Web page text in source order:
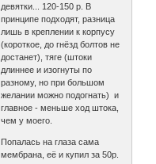
девятки... 120-150 р. В
принципе подходят, разница
лишь в креплении к корпусу
(короткое, до гнёзд болтов не
достанет), тяге (штоки
длиннее и изогнуты по
разному, но при большом
желании можно подогнать) и
главное - меньше ход штока,
чем у моего.
Попалась на глаза сама
мембрана, её и купил за 50р.